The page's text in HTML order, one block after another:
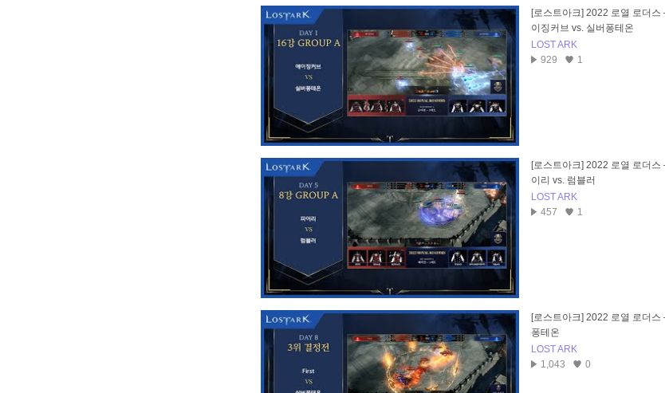
[로스트아크] 2022 로열 로더스
이징커브 vs. 실버퐁테온
LOST ARK
929
1
[로스트아크] 2022 로열 로더
이리 vs. 럼블러
LOST ARK
457
1
[로스트아크] 2022 로열 로더스
퐁테온
LOST ARK
1,043
0